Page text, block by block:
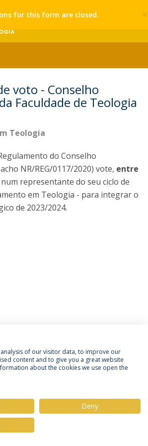
×
for this form are closed.
voto - Conselho
Faculdade de Teologia
Teologia
do Conselho
NR/REG/0117/2020) vote, entre
num representante do seu ciclo de
em Teologia - para integrar o
de 2023/2024.
Termos & Condições
do Titular dos Dados
Católica Portuguesa
of our visitor data, to improve our
content and to give you a great website
about the cookies we use open the
Deny